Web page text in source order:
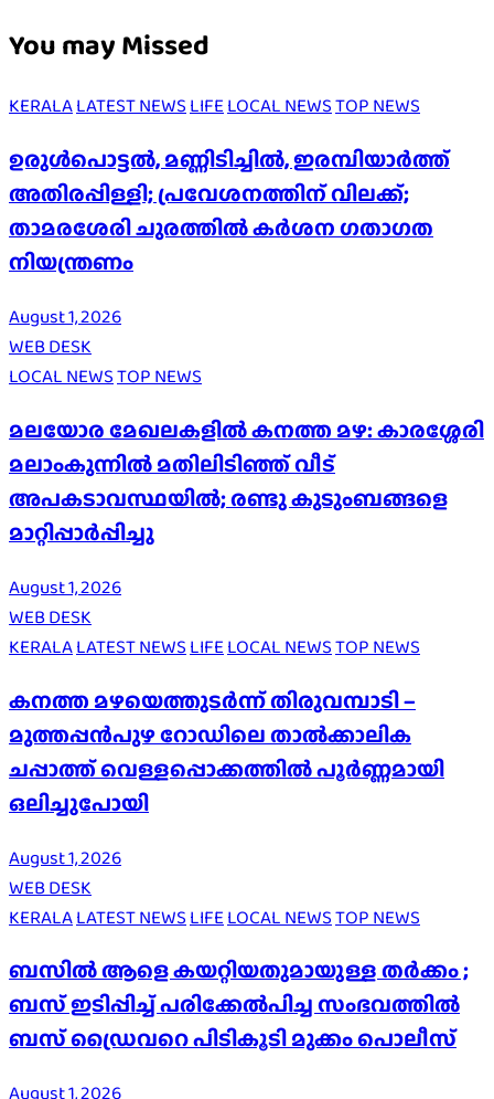
You may Missed
KERALALATEST NEWSLIFELOCAL NEWSTOP NEWS
ഉരുൾപൊട്ടൽ, മണ്ണിടിച്ചിൽ, ഇരമ്പിയാര്‍ത്ത്
അതിരപ്പിള്ളി; പ്രവേശനത്തിന് വിലക്ക്;
താമരശേരി ചുരത്തില്‍ കര്‍ശന ഗതാഗത
നിയന്ത്രണം
August 1, 2026
WEB DESK
LOCAL NEWSTOP NEWS
മലയോര മേഖലകളിൽ കനത്ത മഴ: കാരശ്ശേരി
മലാംകുന്നിൽ മതിലിടിഞ്ഞ് വീട്
അപകടാവസ്ഥയിൽ; രണ്ടു കുടുംബങ്ങളെ
മാറ്റിപ്പാർപ്പിച്ചു
August 1, 2026
WEB DESK
KERALALATEST NEWS LIFE LOCAL NEWSTOP NEWS
കനത്ത മഴയെത്തുടർന്ന് തിരുവമ്പാടി –
മുത്തപ്പൻപുഴ റോഡിലെ താൽക്കാലിക
ചപ്പാത്ത് വെള്ളപ്പൊക്കത്തിൽ പൂർണ്ണമായി
ഒലിച്ചുപോയി
August 1, 2026
WEB DESK
KERALALATEST NEWS LIFE LOCAL NEWSTOP NEWS
ബസിൽ ആളെ കയറ്റിയതുമായുള്ള തർക്കം ;
ബസ് ഇടിപ്പിച്ച് പരിക്കേൽപിച്ച സംഭവത്തിൽ
ബസ് ഡ്രൈവറെ പിടികൂടി മുക്കം പൊലീസ്
August 1, 2026